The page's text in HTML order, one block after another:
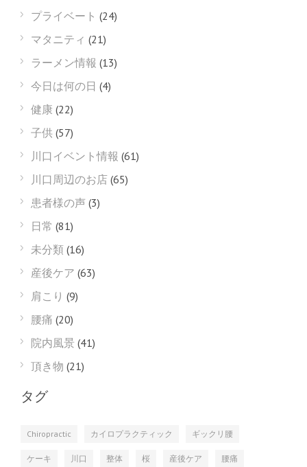
プライベート (24)
マタニティ (21)
ラーメン情報 (13)
今日は何の日 (4)
健康 (22)
子供 (57)
川口イベント情報 (61)
川口周辺のお店 (65)
患者様の声 (3)
日常 (81)
未分類 (16)
産後ケア (63)
肩こり (9)
腰痛 (20)
院内風景 (41)
頂き物 (21)
タグ
Chiropractic カイロプラクティック ギックリ腰
ケーキ 川口 整体 桜 産後ケア 腰痛